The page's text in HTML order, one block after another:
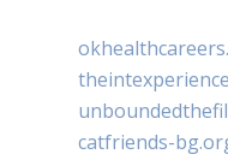
catfriends-